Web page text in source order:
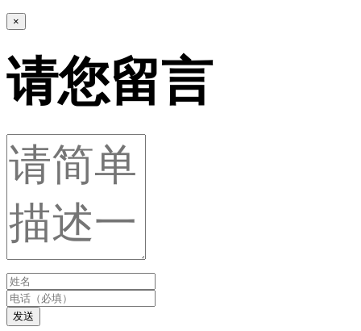
×
请您留言
发送